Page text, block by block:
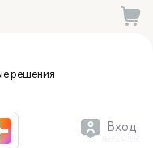
решения
Вход